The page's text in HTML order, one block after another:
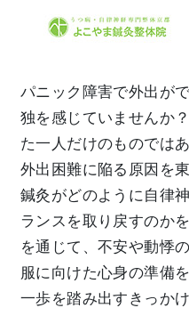
パニック障害で外出が
独を感じていませんか
た一人だけのものでは
外出困難に陥る原因を
鍼灸がどのように自律
ランスを取り戻すのか
を通じて、不安や動悸
服に向けた心身の準備
一歩を踏み出すきっか